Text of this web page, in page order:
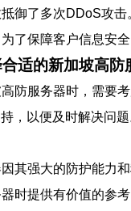
御了多次DDoS攻
了保障客户信息安
适的新加坡高防
防服务器时，需要
，以便及时解决问
其强大的防护能力
时提供有价值的参考